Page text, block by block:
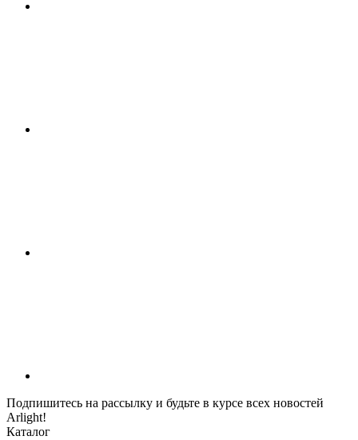
Подпишитесь на рассылку и будьте в курсе всех новостей
Arlight!
Каталог